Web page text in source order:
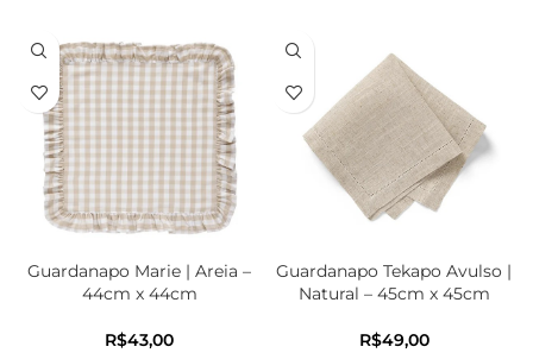
Guardanapo Marie | Areia –
44cm x 44cm
R$
Guardanapo Tekapo Avulso |
Natural – 45cm x 45cm
R$